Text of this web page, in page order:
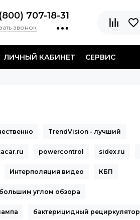
707-18-31
звонок
ЛИЧНЫЙ КАБИНЕТ СЕРВИС
TrendVision - лучший
powercontrol sidex.ru
Интерполяция видео КБП
углом обзора
бактерицидный рециркулятор